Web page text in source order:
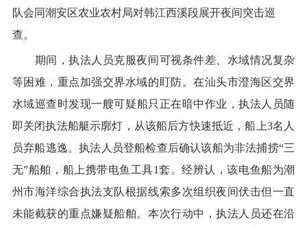
队会同潮安区农业农村局对韩江西溪段展开夜间突击巡
查。
期间 ，执法人员克服夜间可视条件差、水域情况复杂
等困难，重点加强交界水域的盯防。在汕头市澄海区交界
水域巡查时发现一艘可疑船只正在暗中作业，执法人员随
即关闭执法船艇示廓灯，从该船后方快速抵近，船上3名人
员弃船逃逸。执法人员登船检查后确认该船为非法捕捞“三
无”船舶，船上携带电鱼工具1套。经辨认，该电鱼船为潮
州市海洋综合执法支队根据线索多次组织夜间伏击但一直
未能截获的重点嫌疑船舶。 本次行动中，执法人员还在沿